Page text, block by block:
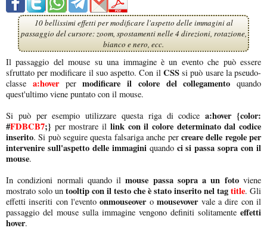
10 bellissimi effetti per modificare l'aspetto delle immagini al
passaggio del cursore: zoom, spostamenti nelle 4 direzioni, rotazione,
bianco e nero, ecc.
Il passaggio del mouse su una immagine è un evento che può essere
sfruttato per modificare il suo aspetto. Con il CSSsi può usare la pseudo-
classe a:hoverpermodificare il colore del collegamento quando
quest'ultimo viene puntato con il mouse.
Si può per esempio utilizzare questa riga di codice a:hover {color:
#FDBCB7;} per mostrare il link con il colore determinato dal codice
inserito. Si può seguire questa falsariga anche percreare delle regole per
intervenire sull'aspetto delle immaginiquando ci si passa sopra con il
mouse.
In condizioni normali quando il mouse passa sopra a un fotoviene
mostrato solo un tooltip con il testo che è stato inserito nel tagtitle. Gli
effetti inseriti con l'eventoonmouseover omousevovervale a dire con il
passaggio del mouse sulla immagine vengono definiti solitamente effetti
hover.